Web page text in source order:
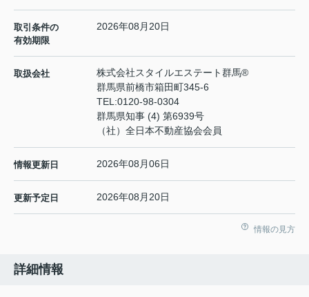
取引条件の
有効期限
2026年08月20日
取扱会社
株式会社スタイルエステート群馬®
群馬県前橋市箱田町345-6
TEL:0120-98-0304
群馬県知事 (4) 第6939号
（社）全日本不動産協会会員
情報更新日 2026年08月06日
更新予定日 2026年08月20日
情報の見方
詳細情報